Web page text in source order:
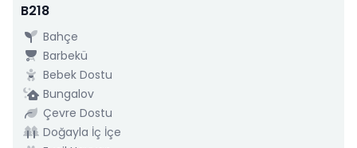
B218
Bahçe
Barbekü
Bebek Dostu
Bungalov
Çevre Dostu
Doğayla İç İçe